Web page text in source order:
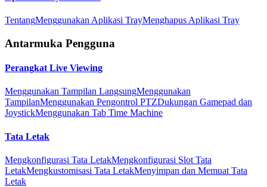
TentangMenggunakan Aplikasi TrayMenghapus Aplikasi Tray
Antarmuka Pengguna
Perangkat Live Viewing
Menggunakan Tampilan LangsungMenggunakan
TampilanMenggunakan Pengontrol PTZDukungan Gamepad dan
JoystickMenggunakan Tab Time Machine
Tata Letak
Mengkonfigurasi Tata LetakMengkonfigurasi Slot Tata
LetakMengkustomisasi Tata LetakMenyimpan dan Memuat Tata
Letak